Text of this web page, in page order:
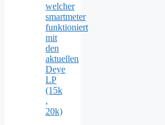
welcher
smartmeter
funktioniert
mit
den
aktuellen
Deye
LP
(15k
,
20k)